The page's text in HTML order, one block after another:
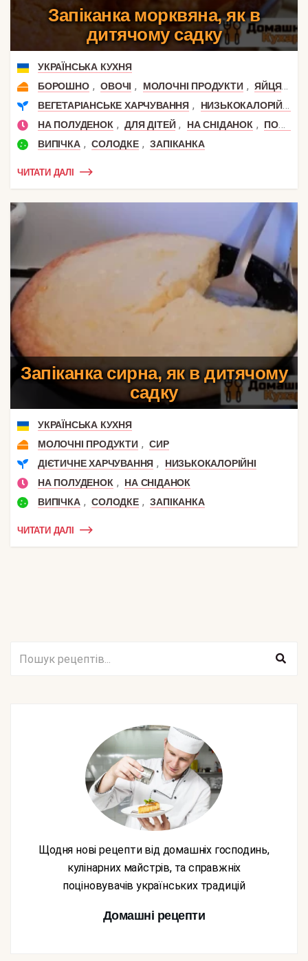
Запіканка морквяна, як в
дитячому садку
УКРАЇНСЬКА КУХНЯ
БОРОШНО , ОВОЧІ , МОЛОЧНІ ПРОДУКТИ , ЯЙЦЯ ,
ВЕГЕТАРІАНСЬКЕ ХАРЧУВАННЯ , НИЗЬКОКАЛОРІЙНІ
НА ПОЛУДЕНОК , ДЛЯ ДІТЕЙ , НА СНІДАНОК ,
ПОЛУДЕНЬ
ВИПІЧКА , СОЛОДКЕ , ЗАПІКАНКА
ЧИТАТИ ДАЛІ
Запіканка сирна, як в дитячому
садку
УКРАЇНСЬКА КУХНЯ
МОЛОЧНІ ПРОДУКТИ , СИР
ДІЄТИЧНЕ ХАРЧУВАННЯ ,
НИЗЬКОКАЛОРІЙНІ
НА ПОЛУДЕНОК ,
НА СНІДАНОК
ВИПІЧКА , СОЛОДКЕ , ЗАПІКАНКА
ЧИТАТИ ДАЛІ
Щодня нові рецепти від домашніх господинь,
кулінарних майстрів, та справжніх
поціновувачів українських традицій
Домашні рецепти